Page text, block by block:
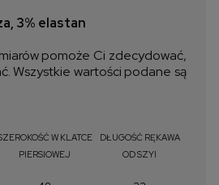
3% elastan
pomoże Ci zdecydować,
Wszystkie wartości podane są
W KLATCE
PIERSIOWEJ
DŁUGOŚĆ RĘKAWA
OD SZYI